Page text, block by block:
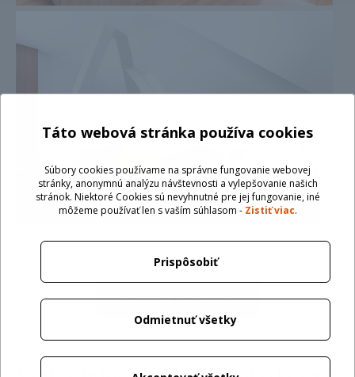
POZRITE SI IZBY
Táto webová stránka používa cookies
Súbory cookies používame na správne fungovanie webovej
stránky, anonymnú analýzu návštevnosti a vylepšovanie našich
stránok. Niektoré Cookies sú nevyhnutné pre jej fungovanie, iné
môžeme používať len s vaším súhlasom - Zistiť viac.
Prispôsobiť
Odmietnuť všetky